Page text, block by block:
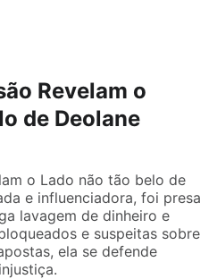
Revelam o
de Deolane
o Lado não tão belo de
e influenciadora, foi presa
lavagem de dinheiro e
e suspeitas sobre
ela se defende